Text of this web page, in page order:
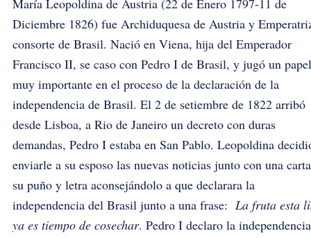
Diciembre 1826) fue Archiduquesa de Austria y
consorte de Brasil. Nació en Viena, hija del Emperador
Francisco II, se caso con Pedro I de Brasil, y jugó un papel
muy importante en el proceso de la declaración de la
independencia de Brasil. El 2 de setiembre de 1822 arribó
desde Lisboa, a Rio de Janeiro un decreto con duras
demandas, Pedro I estaba en San Pablo. Leopoldina
enviarle a su esposo las nuevas noticias junto con una
su puño y letra aconsejándolo a que declarara la
independencia del Brasil junto a una frase: La fruta esta
ya es tiempo de cosechar. Pedro I declaro la